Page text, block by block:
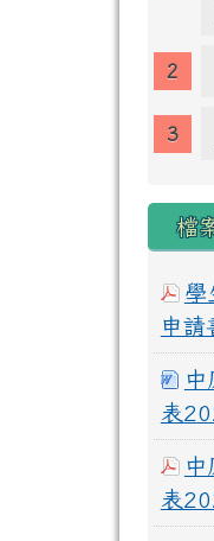
檔
學
申請
中
表
中
表